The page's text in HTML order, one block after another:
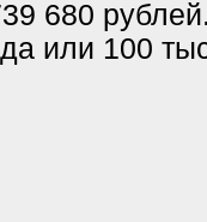
680
или 100